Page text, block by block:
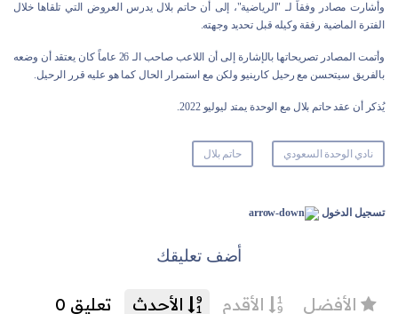
وأشارت مصادر وفقاً لـ "الرياضية"، إلى أن حاتم بلال يدرس العروض التي تلقاها خلال
الفترة الماضية رفقة وكيله قبل تحديد وجهته.
وأتمت المصادر تصريحاتها بالإشارة إلى أن اللاعب صاحب الـ 26 عاماً كان يعتقد أن وضعه
بالفريق سيتحسن مع رحيل كارينيو ولكن مع استمرار الحال كما هو عليه قرر الرحيل.
يُذكر أن عقد حاتم بلال مع الوحدة يمتد ليوليو 2022.
نادي الوحدة السعودي حاتم بلال
تسجيل الدخول
أضف تعليقك